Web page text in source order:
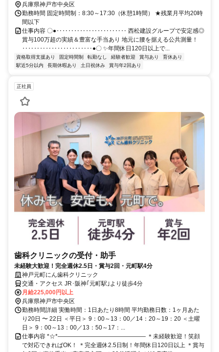
兵庫県神戸市中央区
勤務時間 固定時間制：8:30～17:30（休憩1時間） ★残業月平均20時
間以下
仕事内容 〇●‥‥‥‥‥‥‥‥‥‥‥‥ 西松建設グループで安定感◎
賞与100万超の実績＆豊富な手当あり 地元に腰を据える公共測量！
‥‥‥‥‥‥‥‥‥‥‥‥●〇 ✨️年間休日120日以上で...
資格取得支援あり 固定時間制 転勤なし 経験者歓迎 賞与あり
育休あり
駅近5分以内
長期休暇あり 土日祝休み 賞与年2回あり
正社員
歯科クリニックの受付・助手
未経験大歓迎！完全週休2.5日・賞与2回・元町駅4分
神戸元町にん歯科クリニック
交通・アクセス JR･阪神｢元町駅｣より徒歩4分
月給225,000円以上
兵庫県神戸市中央区
勤務時間詳細 実働時間：1日あたり8時間 平均勤務日数：1ヶ月あた
り20日 〜 22日 ＜平日＞ 9：00～13：00／14：20～19：20 ＜土曜
日＞ 9：00～13：00／13：50～17：...
仕事内容 *☆*――――――――――――――― ＊未経験歓迎！笑顔
で対応できればOK！ ＊完全週休2.5日制！年間休日120日以上 ＊賞与